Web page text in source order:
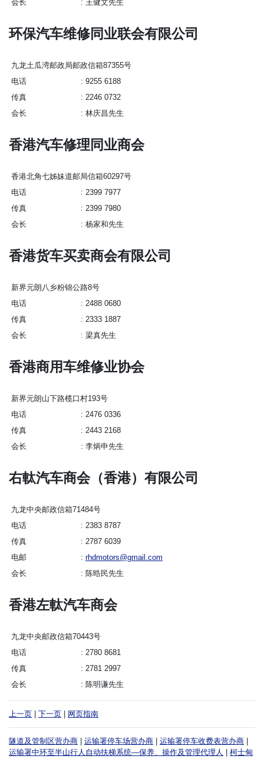
会长
王健文先生
环保汽车维修同业联会有限公司
九龙土瓜湾邮政局邮政信箱87355号
电话
9255 6188
传真
2246 0732
会长
林庆昌先生
香港汽车修理同业商会
香港北角七姊妹道邮局信箱60297号
电话
2399 7977
传真
2399 7980
会长
杨家和先生
香港货车买卖商会有限公司
新界元朗八乡粉锦公路8号
电话
2488 0680
传真
2333 1887
会长
梁真先生
香港商用车维修业协会
新界元朗山下路榄口村193号
电话
2476 0336
传真
2443 2168
会长
李炳申先生
右軚汽车商会（香港）有限公司
九龙中央邮政信箱71484号
电话
2383 8787
传真
2787 6039
电邮
rhdmotors@gmail.com
会长
陈晧民先生
香港左軚汽车商会
九龙中央邮政信箱70443号
电话
2780 8681
传真
2781 2997
会长
陈明谦先生
上一页 下一页 网页指南
隧道及管制区营办商 运输署停车场营办商 运输署停车收费表营办商
运输署中环至半山行人自动扶梯系统—保养、操作及管理代理人
柯士甸